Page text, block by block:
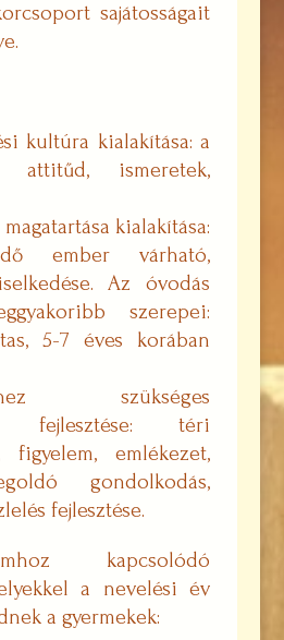
sajátosságait
kultúra kialakítása: a
attitűd, ismeretek,
kialakítása:
ember várható,
Az óvodás
szerepei:
5-7 éves korában
szükséges
fejlesztése: téri
figyelem, emlékezet,
gondolkodás,
fejlesztése.
kapcsolódó
a nevelési év
a gyermekek: